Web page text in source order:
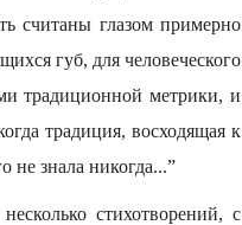
считаны глазом примерно
губ, для человеческого
традиционной метрики, и
традиция, восходящая к
не знала никогда...”
стихотворений, с